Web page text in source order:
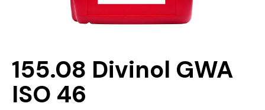
155.08 Divinol GWA
ISO 46